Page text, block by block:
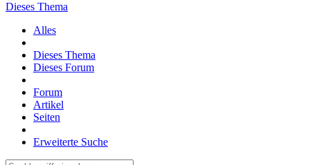
Dieses Thema
Alles
Dieses Thema
Dieses Forum
Forum
Artikel
Seiten
Erweiterte Suche